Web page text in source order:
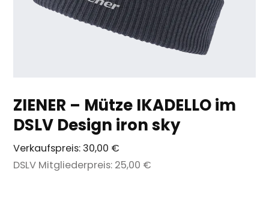
ZIENER – Mütze IKADELLO im
DSLV Design iron sky
Verkaufspreis: 30,00 €
DSLV Mitgliederpreis: 25,00 €